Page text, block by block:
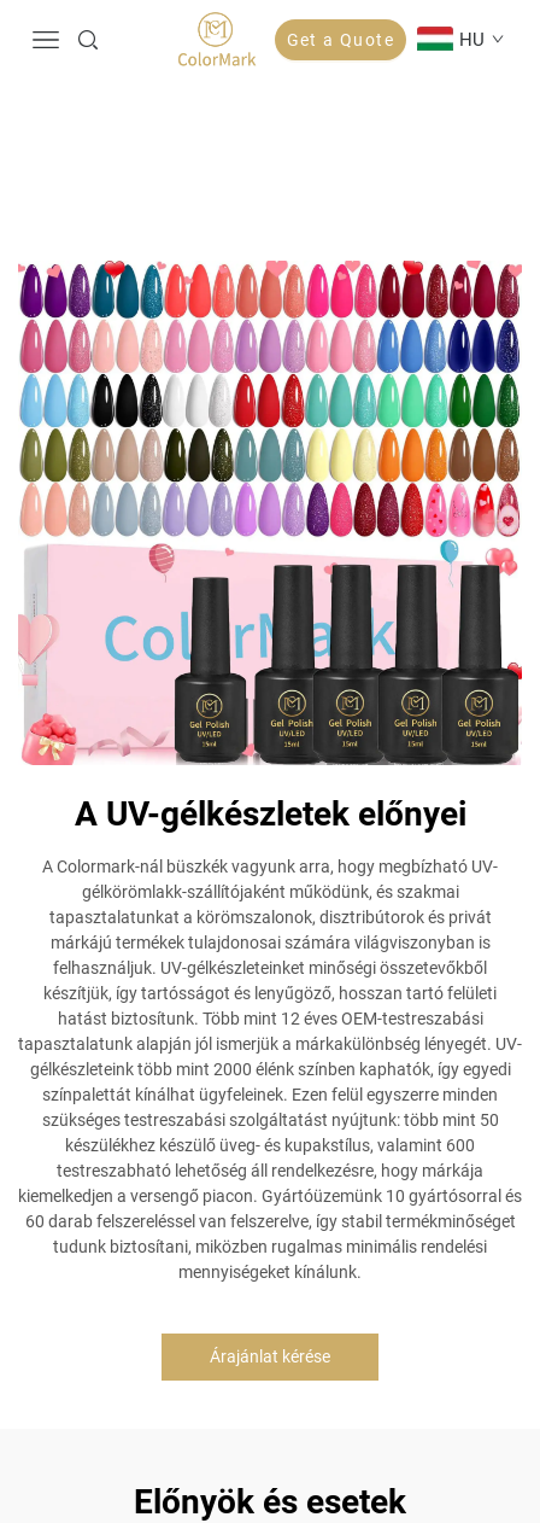
Get a Quote HU
A UV-gélkészletek előnyei
A Colormark-nál büszkék vagyunk arra, hogy megbízható UV-
gélkörömlakk-szállítójaként működünk, és szakmai
tapasztalatunkat a körömszalonok, disztribútorok és privát
márkájú termékek tulajdonosai számára világviszonyban is
felhasználjuk. UV-gélkészleteinket minőségi összetevőkből
készítjük, így tartósságot és lenyűgöző, hosszan tartó felületi
hatást biztosítunk. Több mint 12 éves OEM-testreszabási
tapasztalatunk alapján jól ismerjük a márkakülönbség lényegét. UV-
gélkészleteink több mint 2000 élénk színben kaphatók, így egyedi
színpalettát kínálhat ügyfeleinek. Ezen felül egyszerre minden
szükséges testreszabási szolgáltatást nyújtunk: több mint 50
készülékhez készülő üveg- és kupakstílus, valamint 600
testreszabható lehetőség áll rendelkezésre, hogy márkája
kiemelkedjen a versengő piacon. Gyártóüzemünk 10 gyártósorral és
60 darab felszereléssel van felszerelve, így stabil termékminőséget
tudunk biztosítani, miközben rugalmas minimális rendelési
mennyiségeket kínálunk.
Árajánlat kérése
Előnyök és esetek